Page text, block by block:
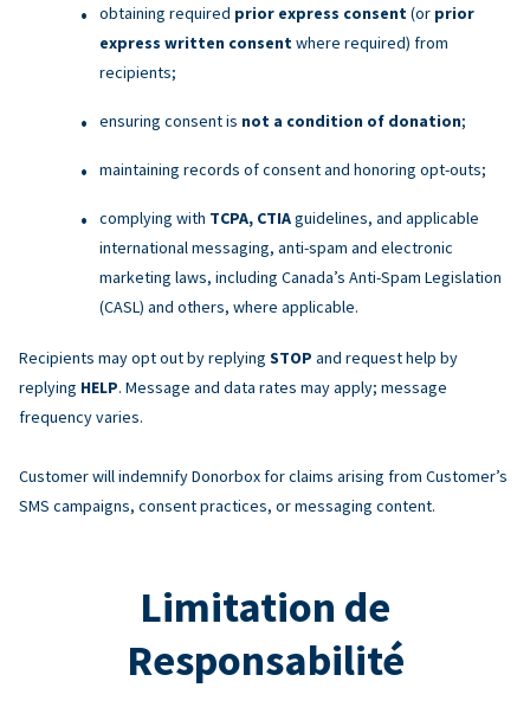
obtaining required prior express consent (or prior
express written consent where required) from
recipients;
ensuring consent is not a condition of donation;
maintaining records of consent and honoring opt-outs;
complying with TCPA, CTIAguidelines, and applicable
international messaging, anti-spam and electronic
marketing laws, including Canada’s Anti-Spam Legislation
(CASL) and others, where applicable.
Recipients may opt out by replying STOP and request help by
replying HELP. Message and data rates may apply; message
frequency varies.
Customer will indemnify Donorbox for claims arising from Customer’s
SMS campaigns, consent practices, or messaging content.
Limitation de
Responsabilité